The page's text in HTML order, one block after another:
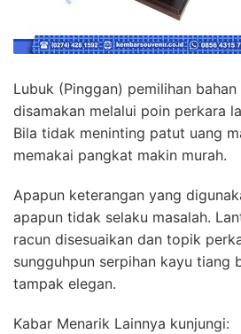
Lubuk (Pinggan) pemilihan
disamakan melalui poin perkara
Bila tidak meninting patut uang
memakai pangkat makin murah.
Apapun keterangan yang
apapun tidak selaku masalah.
racun disesuaikan dan topik
sungguhpun serpihan kayu tiang
tampak elegan.
Kabar Menarik Lainnya kunjungi: